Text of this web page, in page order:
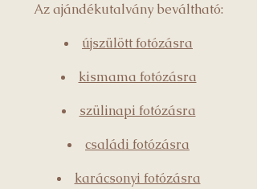
Az ajándékutalvány beváltható:
újszülött fotózásra
kismama fotózásra
szülinapi fotózásra
családi fotózásra
karácsonyi fotózásra